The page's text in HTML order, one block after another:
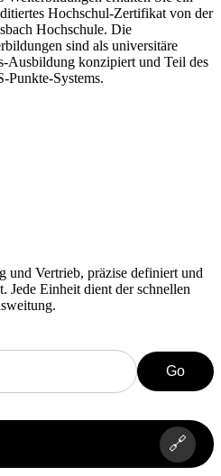
Hochschul-Zertifikat von der
Hochschule. Die
sind als universitäre
Ausbildung konzipiert und Teil des
Punkte-Systems.
und Vertrieb, präzise definiert und
Jede Einheit dient der schnellen
Go
🔗